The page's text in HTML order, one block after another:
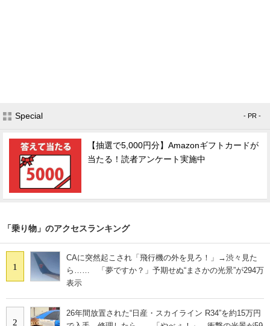
Special - PR -
【抽選で5,000円分】Amazonギフトカードが
当たる！読者アンケート実施中
「乗り物」のアクセスランキング
1
CAに突然起こされ「飛行機の外を見ろ！」→渋々見た
ら…… 「夢ですか？」予期せぬ“まさかの光景”が294万
表示
2
26年間放置された“日産・スカイライン R34”を約15万円